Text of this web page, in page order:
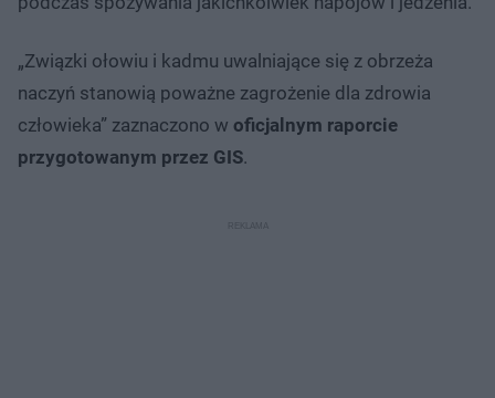
„Związki ołowiu i kadmu uwalniające się z obrzeża
naczyń stanowią poważne zagrożenie dla zdrowia
człowieka” zaznaczono w oficjalnym raporcie
przygotowanym przez GIS.